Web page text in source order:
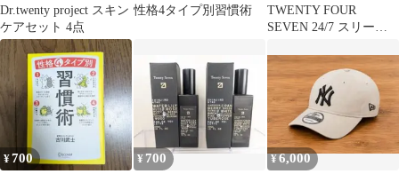
Dr.twenty project スキン
ケアセット 4点
性格4タイプ別習慣術
TWENTY FOUR
SEVEN 24/7 スリーピ
¥700 ¥700 ¥6,000